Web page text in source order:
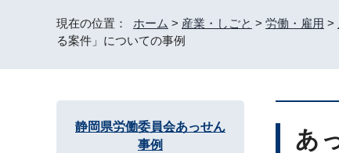
現在の位置： ホーム > 産業・しごと > 労働・雇用 >
る案件」についての事例
あ
静岡県労働委員会あっせん
事例